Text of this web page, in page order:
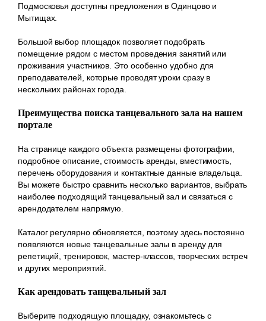
Подмосковья доступны предложения в Одинцово и
Мытищах.
Большой выбор площадок позволяет подобрать
помещение рядом с местом проведения занятий или
проживания участников. Это особенно удобно для
преподавателей, которые проводят уроки сразу в
нескольких районах города.
Преимущества поиска танцевального зала на нашем
портале
На странице каждого объекта размещены фотографии,
подробное описание, стоимость аренды, вместимость,
перечень оборудования и контактные данные владельца.
Вы можете быстро сравнить несколько вариантов, выбрать
наиболее подходящий танцевальный зал и связаться с
арендодателем напрямую.
Каталог регулярно обновляется, поэтому здесь постоянно
появляются новые танцевальные залы в аренду для
репетиций, тренировок, мастер-классов, творческих встреч
и других мероприятий.
Как арендовать танцевальный зал
Выберите подходящую площадку, ознакомьтесь с